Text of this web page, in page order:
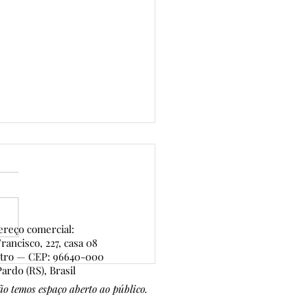
Ouro — 7ª edição:
ABERTAS
comercial:
227, casa 08
— CEP: 96640-000
(RS), Brasil
temos espaço aberto ao público.